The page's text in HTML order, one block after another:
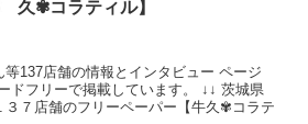
久✾コラティル】
137店舗の情報とインタビュー ページ
フリーで掲載しています。 ↓↓ 茨城県
３７店舗のフリーペーパー【牛久✾コラテ